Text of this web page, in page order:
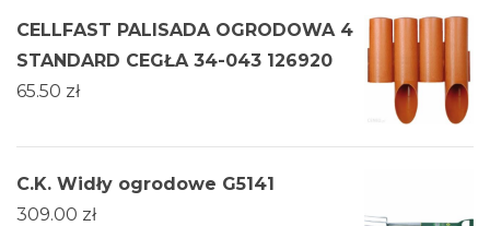
CELLFAST PALISADA OGRODOWA 4
STANDARD CEGŁA 34-043 126920
65.50 zł
C.K. Widły ogrodowe G5141
309.00 zł